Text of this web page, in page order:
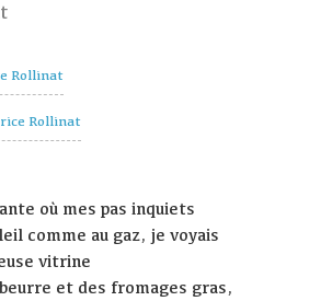
Rollinat
Rollinat
où mes pas inquiets
comme au gaz, je voyais
vitrine
et des fromages gras,